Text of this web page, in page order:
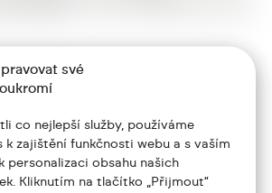
své
co nejlepší služby, používáme
k zajištění funkčnosti webu a s vaším
personalizaci obsahu našich
Kliknutím na tlačítko „Přijmout“
Portfolio
773 986 416